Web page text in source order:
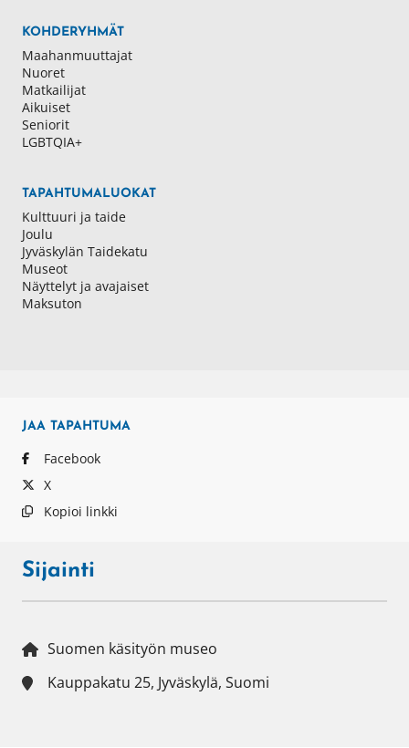
KOHDERYHMÄT
Maahanmuuttajat
Nuoret
Matkailijat
Aikuiset
Seniorit
LGBTQIA+
TAPAHTUMALUOKAT
Kulttuuri ja taide
Joulu
Jyväskylän Taidekatu
Museot
Näyttelyt ja avajaiset
Maksuton
JAA TAPAHTUMA
Facebook
X
Kopioi linkki
Sijainti
Suomen käsityön museo
Kauppakatu 25, Jyväskylä, Suomi